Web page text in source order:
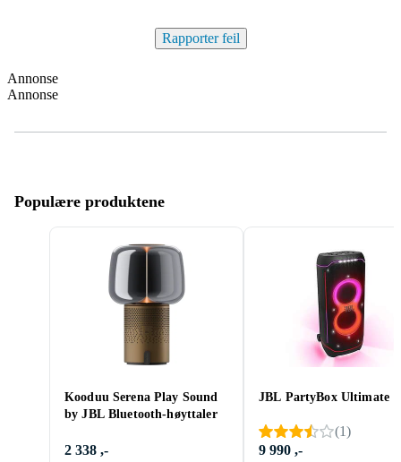
Rapporter feil
Annonse
Annonse
Populære produktene
Kooduu Serena Play Sound
by JBL Bluetooth-høyttaler
2 338 ,-
JBL PartyBox Ultimate
(1)
9 990 ,-